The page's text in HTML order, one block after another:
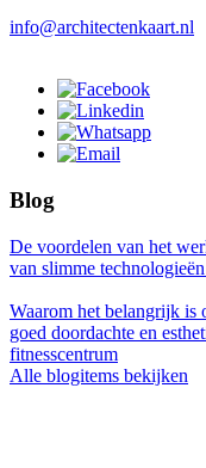
info@architectenkaart.nl
Blog
De voordelen van het
van slimme
Waarom het belangrijk is
goed doordachte en
fitnesscentrum
Alle blogitems bekijken